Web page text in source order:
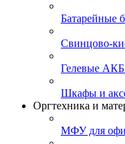
Батарейные
Свинцово-
Гелевые
Шкафы и
Оргтехника и
МФУ для